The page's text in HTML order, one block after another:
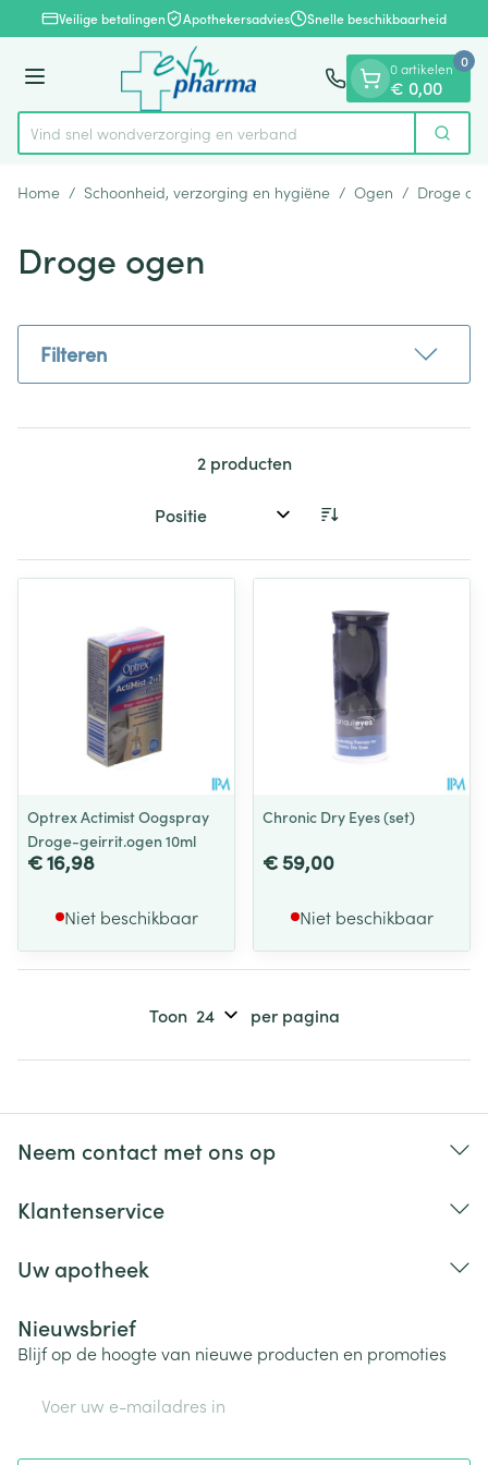
Ga naar de inhoud
1 van 1Veilige betalingen Apothekersadvies Snelle beschikbaarheid
Menu
Product, merk, categorie...
Vind snel wondverzorging en verband Zoek
0 artikelen
€ 0,00
0
Home / Schoonheid, verzorging en hygiëne / Ogen / Droge
Droge ogen
Filteren
2producten
Sorteer op:
Optrex Actimist Oogspray
Droge-geirrit.ogen 10ml
€ 16,98
Niet beschikbaar
Chronic Dry Eyes (set)
€ 59,00
Niet beschikbaar
Toon per pagina
Neem contact met ons op
Klantenservice
Uw apotheek
Nieuwsbrief
Blijf op de hoogte van nieuwe producten en promoties